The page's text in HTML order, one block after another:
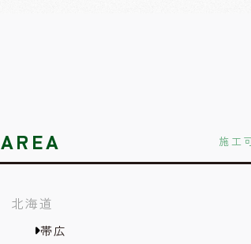
AREA 施工
北海道
帯広